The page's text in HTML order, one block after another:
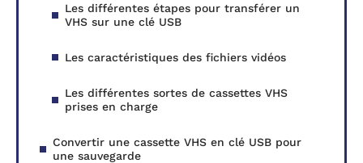
Les différentes étapes pour transférer un
VHS sur une clé USB
Les caractéristiques des fichiers vidéos
Les différentes sortes de cassettes VHS
prises en charge
Convertir une cassette VHS en clé USB pour
une sauvegarde